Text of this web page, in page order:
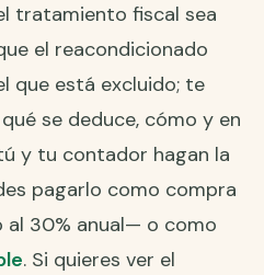
tratamiento fiscal sea
el reacondicionado
que está excluido; te
se deduce, cómo y en
y tu contador hagan la
pagarlo como compra
30% anual— o como
. Si quieres ver el